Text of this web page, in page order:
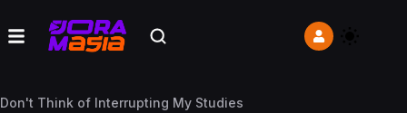
Don't Think of Interrupting My Studies